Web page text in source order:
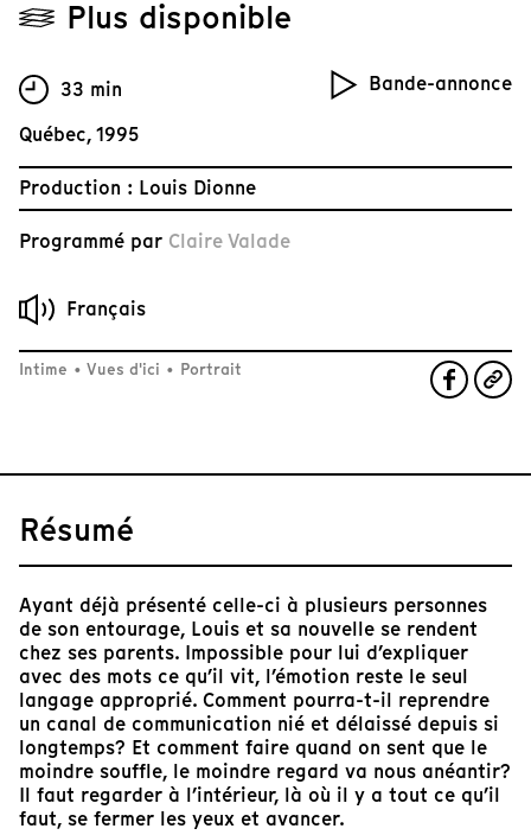
Plus disponible
Bande-annonce
33 min
Québec, 1995
Production : Louis Dionne
Programmé par Claire Valade
Français
Intime • Vues d'ici • Portrait
Résumé
Ayant déjà présenté celle-ci à plusieurs personnes
de son entourage, Louis et sa nouvelle se rendent
chez ses parents. Impossible pour lui d’expliquer
avec des mots ce qu’il vit, l’émotion reste le seul
langage approprié. Comment pourra-t-il reprendre
un canal de communication nié et délaissé depuis si
longtemps? Et comment faire quand on sent que le
moindre souffle, le moindre regard va nous anéantir?
Il faut regarder à l’intérieur, là où il y a tout ce qu’il
faut, se fermer les yeux et avancer.